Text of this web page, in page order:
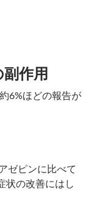
作用
6%ほどの報告が
ゼピンに比べて
の改善にはし